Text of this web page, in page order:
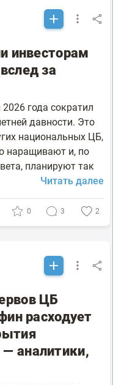
инвесторам
за
года сократил
давности. Это
национальных ЦБ,
наращивают и, по
планируют так
Читать далее
0 3 2
ЦБ
расходует
аналитики,